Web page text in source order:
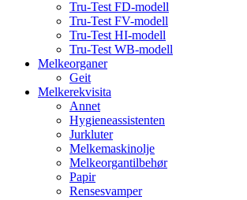
Tru-Test FD-modell
Tru-Test FV-modell
Tru-Test HI-modell
Tru-Test WB-modell
Melkeorganer
Geit
Melkerekvisita
Annet
Hygieneassistenten
Jurkluter
Melkemaskinolje
Melkeorgantilbehør
Papir
Rensesvamper